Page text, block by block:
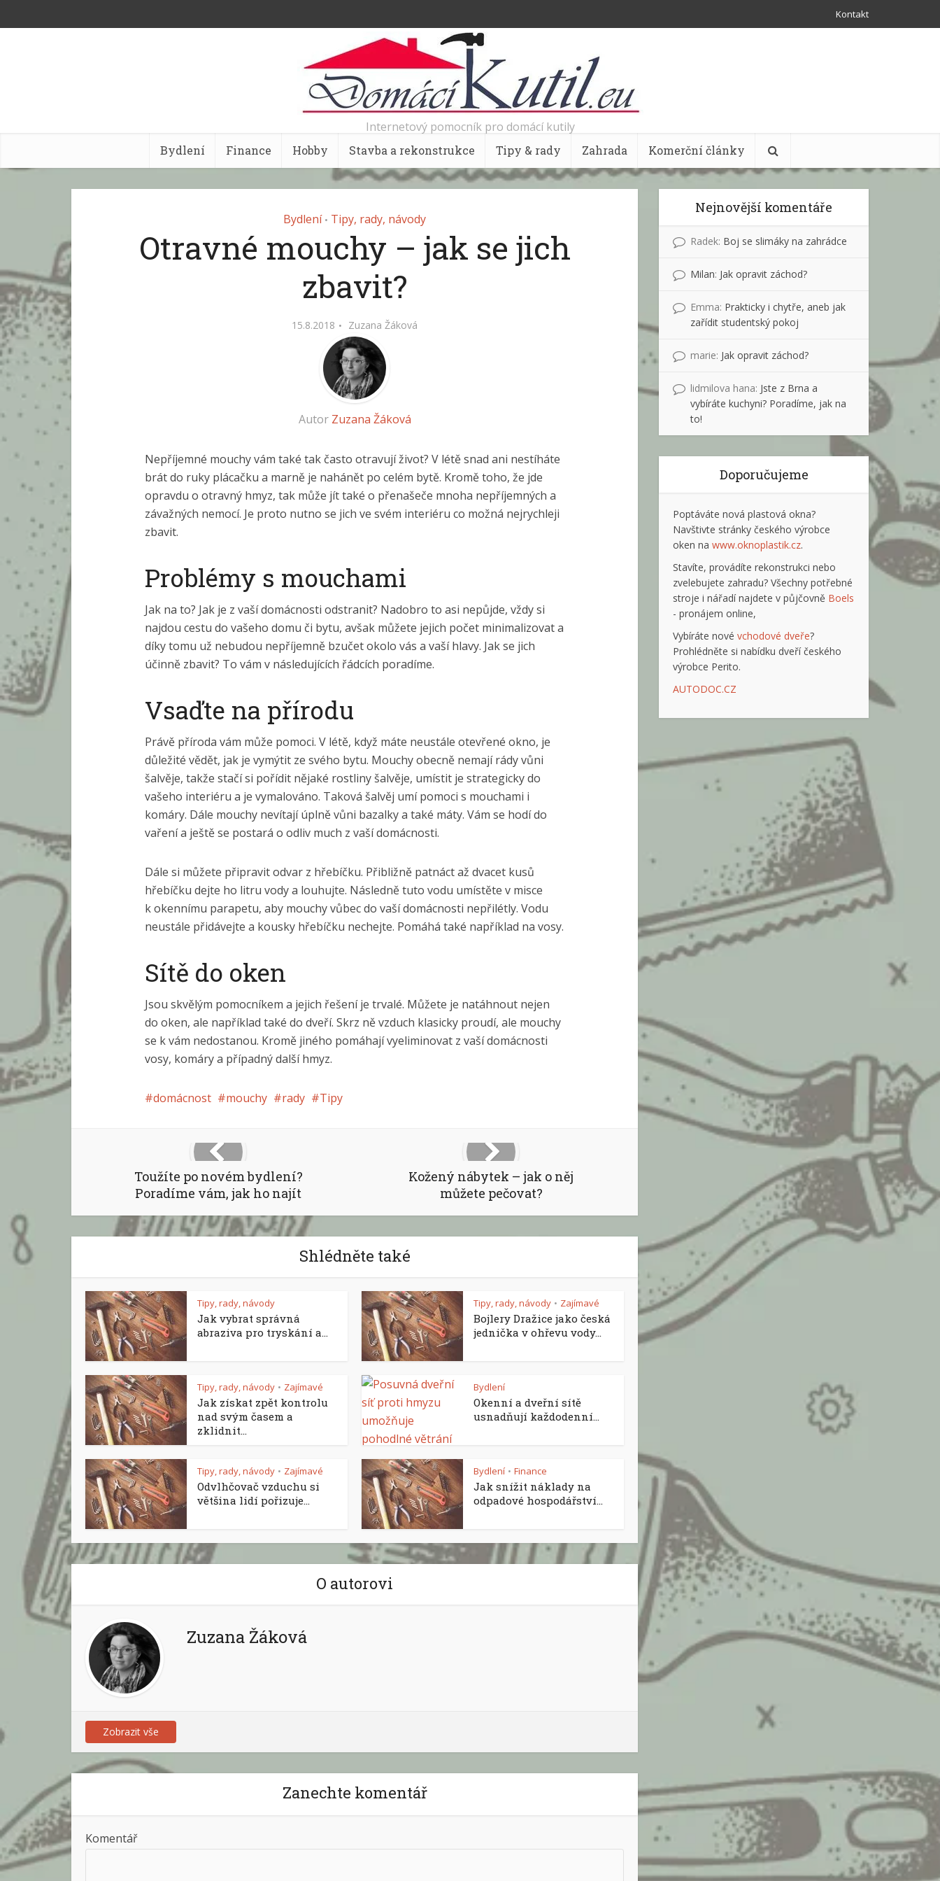
Kontakt
Internetový pomocník pro domácí kutily
Bydlení Finance Hobby Stavba a rekonstrukce Tipy & rady Zahrada Komerční články
Bydlení • Tipy, rady, návody
Otravné mouchy – jak se jich
zbavit?
15.8.2018 Zuzana Žáková
Autor Zuzana Žáková
Nepříjemné mouchy vám také tak často otravují život? V létě snad ani nestíháte
brát do ruky plácačku a marně je nahánět po celém bytě. Kromě toho, že jde
opravdu o otravný hmyz, tak může jít také o přenašeče mnoha nepříjemných a
závažných nemocí. Je proto nutno se jich ve svém interiéru co možná nejrychleji
zbavit.
Problémy s mouchami
Jak na to? Jak je z vaší domácnosti odstranit? Nadobro to asi nepůjde, vždy si
najdou cestu do vašeho domu či bytu, avšak můžete jejich počet minimalizovat a
díky tomu už nebudou nepříjemně bzučet okolo vás a vaší hlavy. Jak se jich
účinně zbavit? To vám v následujících řádcích poradíme.
Vsaďte na přírodu
Právě příroda vám může pomoci. V létě, když máte neustále otevřené okno, je
důležité vědět, jak je vymýtit ze svého bytu. Mouchy obecně nemají rády vůni
šalvěje, takže stačí si pořídit nějaké rostliny šalvěje, umístit je strategicky do
vašeho interiéru a je vymalováno. Taková šalvěj umí pomoci s mouchami i
komáry. Dále mouchy nevítají úplně vůni bazalky a také máty. Vám se hodí do
vaření a ještě se postará o odliv much z vaší domácnosti.
Dále si můžete připravit odvar z hřebíčku. Přibližně patnáct až dvacet kusů
hřebíčku dejte ho litru vody a louhujte. Následně tuto vodu umístěte v misce
k okennímu parapetu, aby mouchy vůbec do vaší domácnosti nepřilétly. Vodu
neustále přidávejte a kousky hřebíčku nechejte. Pomáhá také například na vosy.
Sítě do oken
Jsou skvělým pomocníkem a jejich řešení je trvalé. Můžete je natáhnout nejen
do oken, ale například také do dveří. Skrz ně vzduch klasicky proudí, ale mouchy
se k vám nedostanou. Kromě jiného pomáhají vyeliminovat z vaší domácnosti
vosy, komáry a případný další hmyz.
domácnost mouchy rady Tipy
Toužíte po novém bydlení?
Poradíme vám, jak ho najít
Kožený nábytek – jak o něj
můžete pečovat?
Shlédněte také
Tipy, rady, návody
Jak vybrat správná
abraziva pro tryskání a...
Tipy, rady, návody • Zajímavé
Bojlery Dražice jako česká
jednička v ohřevu vody...
Tipy, rady, návody • Zajímavé
Jak získat zpět kontrolu
nad svým časem a
zklidnit...
Bydlení
Okenní a dveřní sítě
usnadňují každodenní...
Tipy, rady, návody • Zajímavé
Odvlhčovač vzduchu si
většina lidí pořizuje...
Bydlení • Finance
Jak snížit náklady na
odpadové hospodářství...
O autorovi
Zuzana Žáková
Zobrazit vše
Zanechte komentář
Komentář
Nejnovější komentáře
Radek: Boj se slimáky na zahrádce
Milan: Jak opravit záchod?
Emma: Prakticky i chytře, aneb jak
zařídit studentský pokoj
marie: Jak opravit záchod?
lidmilova hana: Jste z Brna a
vybíráte kuchyni? Poradíme, jak na
to!
Doporučujeme
Poptáváte nová plastová okna?
Navštivte stránky českého výrobce
oken na www.oknoplastik.cz.
Stavíte, provádíte rekonstrukci nebo
zvelebujete zahradu? Všechny potřebné
stroje i nářadí najdete v půjčovně Boels
- pronájem online,
Vybíráte nové vchodové dveře?
Prohlédněte si nabídku dveří českého
výrobce Perito.
AUTODOC.CZ